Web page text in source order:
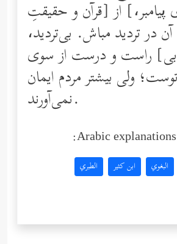
از [قرآن و حقیقتِ
در تردید مباش. بی‌تردید،
راست و درست از سوی
ولی بیشتر مردم ایمان
نمی‌آورند.
Arabic
البغوي ابن كثير الطبري